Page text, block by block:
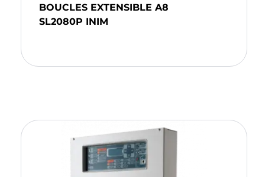
BOUCLES EXTENSIBLE A8
SL2080P INIM